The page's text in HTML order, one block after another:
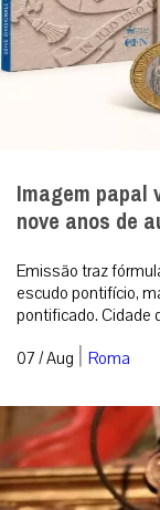
Imagem papal
nove anos de
Emissão traz
escudo pontifício,
pontificado. Cidade
07 / Aug | Roma